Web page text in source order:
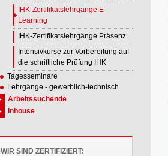
IHK-Zertifikatslehrgänge E-
Learning
IHK-Zertifikatslehrgänge Präsenz
Intensivkurse zur Vorbereitung auf
die schriftliche Prüfung IHK
Tagesseminare
Lehrgänge - gewerblich-technisch
Arbeitssuchende
Inhouse
WIR SIND ZERTIFIZIERT: